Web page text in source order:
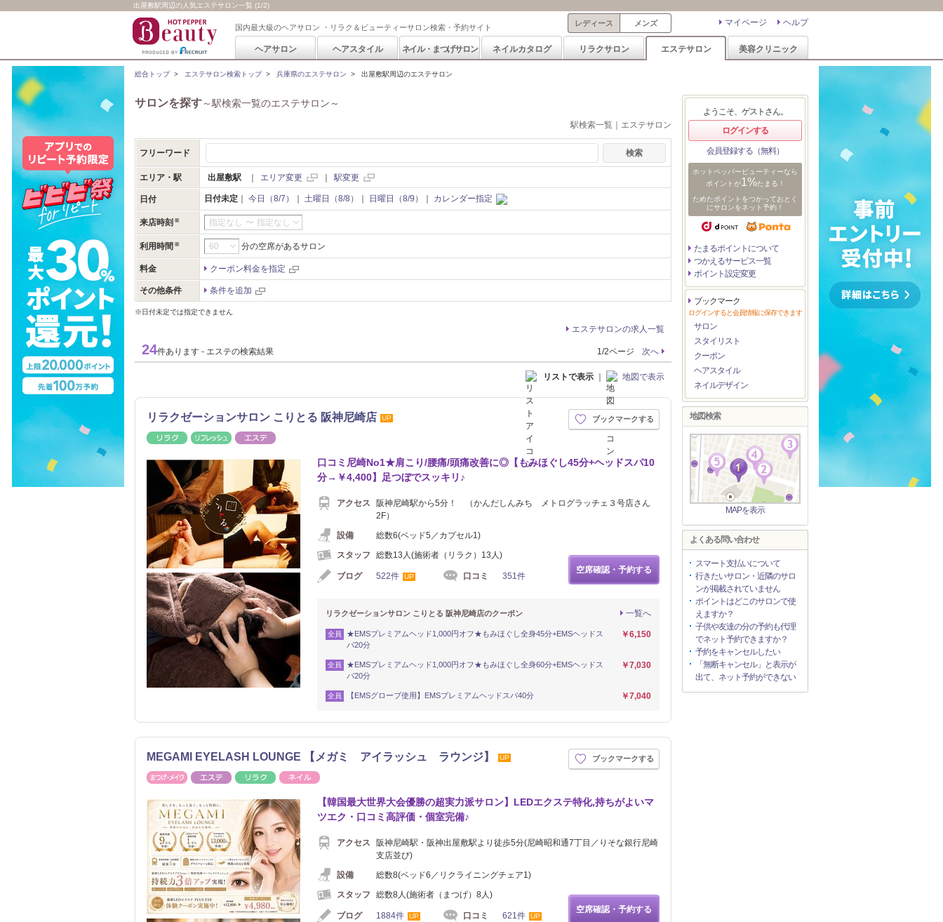
出屋敷駅周辺の人気エステサロン一覧 (1/2)
国内最大級のヘアサロン ・リラク＆ビューティーサロン検索・予約サイト ヘルプ
マイページ
レディース メンズ
ヘアサロン ヘアスタイル ネイル・まつげサロン ネイルカタログ リラクサロン エステサロン 美容クリニック
総合トップ> エステサロン検索トップ> 兵庫県のエステサロン > 出屋敷駅周辺のエステサロン
サロンを探す～駅検索一覧のエステサロン～
駅検索一覧｜エステサロン
フリーワード
エリア・駅 出屋敷駅 エリア変更 駅変更
日付 日付未定 今日（8/7） 土曜日（8/8） 日曜日（8/9） カレンダー指定
来店時刻 指定なし 〜 指定なし
利用時間 分の空席があるサロン
料金 クーポン料金を指定
その他条件 条件を追加
※日付未定では指定できません
エステサロンの求人一覧
24件あります - エステの検索結果 1/2ページ 次へ
リストで表示 ｜ 地図で表示
リラクゼーションサロン こりとる 阪神尼崎店 UP
リラク リフレッシュ
ブックマークする
口コミ尼崎No1★肩こり/腰痛/頭痛改善に◎【もみほぐし45分+ヘッドスパ10
分→￥4,400】足つぼでスッキリ♪
アクセス
阪神尼崎駅から5分！ （かんだしんみち メトログラッチェ３号店さん
2F）
設備
総数6(ベッド5／カプセル1)
スタッフ
総数13人(施術者（リラク）13人)
ブログ 522件 UP 口コミ 351件
空席確認・予約する
一覧へ
リラクゼーションサロン こりとる 阪神尼崎店のクーポン
全員
★EMSプレミアムヘッド1,000円オフ★もみほぐし全身45分+EMSヘッドス
パ20分
￥6,150
全員
★EMSプレミアムヘッド1,000円オフ★もみほぐし全身60分+EMSヘッドス
パ20分
￥7,030
全員 【EMSグローブ使用】EMSプレミアムヘッドスパ40分 ￥7,040
MEGAMI EYELASH LOUNGE 【メガミ アイラッシュ ラウンジ】 UP
まつげ・メイクエステ リラク
ブックマークする
【韓国最大世界大会優勝の超実力派サロン】LEDエクステ特化,持ちがよいマ
ツエク・口コミ高評価・個室完備♪
アクセス
阪神尼崎駅・阪神出屋敷駅より徒歩5分(尼崎昭和通7丁目／りそな銀行尼崎
支店並び)
設備
総数8(ベッド6／リクライニングチェア1)
スタッフ
総数8人(施術者（まつげ）8人)
ブログ 1884件 UP 口コミ 621件 UP
空席確認・予約する
ようこそ、ゲストさん。
ログインする
会員登録する（無料）
ホットペッパービューティーなら
ポイントが1%たまる！
ためたポイントをつかっておとく
にサロンをネット予約！
たまるポイントについて
つかえるサービス一覧
ポイント設定変更
ブックマーク
ログインすると会員情報に保存できます
サロン
スタイリスト
クーポン
ヘアスタイル
ネイルデザイン
地図検索
MAPを表示
よくある問い合わせ
スマート支払いについて
行きたいサロン・近隣のサロ
ンが掲載されていません
ポイントはどこのサロンで使
えますか？
子供や友達の分の予約も代理
でネット予約できますか？
予約をキャンセルしたい
「無断キャンセル」と表示が
出て、ネット予約ができない